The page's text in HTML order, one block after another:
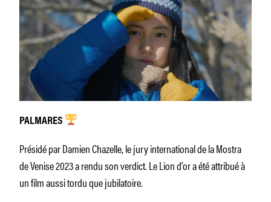
PALMARES
Présidé par Damien Chazelle, le jury international de la Mostra
de Venise 2023 a rendu son verdict. Le Lion d’or a été attribué à
un film aussi tordu que jubilatoire.